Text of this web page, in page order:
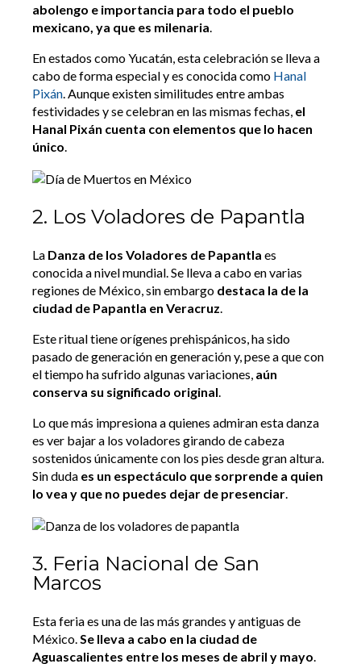
abolengo e importancia para todo el pueblo
mexicano, ya que es milenaria.
En estados como Yucatán, esta celebración se lleva a
cabo de forma especial y es conocida como Hanal
Pixán. Aunque existen similitudes entre ambas
festividades y se celebran en las mismas fechas, el
Hanal Pixán cuenta con elementos que lo hacen
único.
2. Los Voladores de Papantla
La Danza de los Voladores de Papantla es
conocida a nivel mundial. Se lleva a cabo en varias
regiones de México, sin embargo destaca la de la
ciudad de Papantla en Veracruz.
Este ritual tiene orígenes prehispánicos, ha sido
pasado de generación en generación y, pese a que con
el tiempo ha sufrido algunas variaciones, aún
conserva su significado original.
Lo que más impresiona a quienes admiran esta danza
es ver bajar a los voladores girando de cabeza
sostenidos únicamente con los pies desde gran altura.
Sin duda es un espectáculo que sorprende a quien
lo vea y que no puedes dejar de presenciar.
3. Feria Nacional de San
Marcos
Esta feria es una de las más grandes y antiguas de
México.Se lleva a cabo en la ciudad de
Aguascalientes entre los meses de abril y mayo.